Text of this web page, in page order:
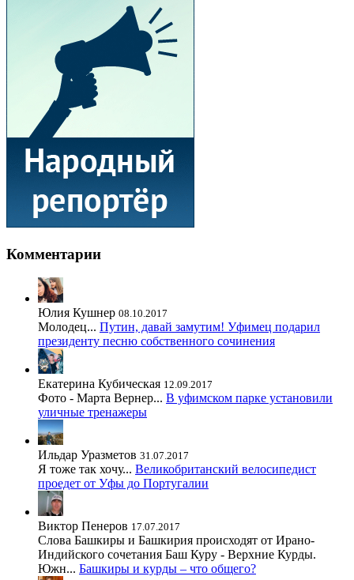
Комментарии
Юлия Кушнер 08.10.2017
Молодец... Путин, давай замутим! Уфимец подарил
президенту песню собственного сочинения
Екатерина Кубическая 12.09.2017
Фото - Марта Вернер... В уфимском парке установили
уличные тренажеры
Ильдар Уразметов 31.07.2017
Я тоже так хочу... Великобританский велосипедист
проедет от Уфы до Португалии
Виктор Пенеров 17.07.2017
Слова Башкиры и Башкирия происходят от Ирано-
Индийского сочетания Баш Куру - Верхние Курды.
Южн... Башкиры и курды – что общего?